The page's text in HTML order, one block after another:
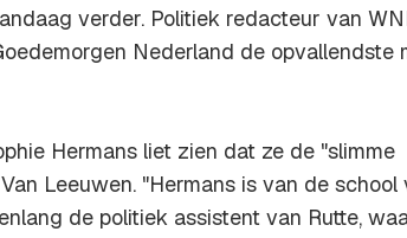
verder. Politiek redacteur van
Nederland de opvallendste
Hermans liet zien dat ze de "slimme
Leeuwen. "Hermans is van de school
de politiek assistent van Rutte,